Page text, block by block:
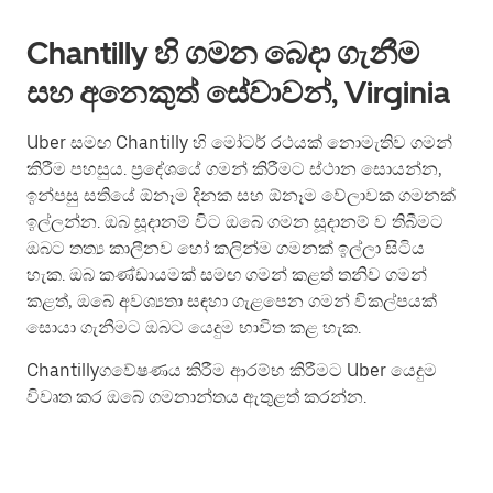
Chantilly හි ගමන බෙදා ගැනීම
සහ අනෙකුත් සේවාවන්, Virginia
Uber සමඟ Chantilly හි මෝටර් රථයක් නොමැතිව ගමන්
කිරීම පහසුය. ප්‍රදේශයේ ගමන් කිරීමට ස්ථාන සොයන්න,
ඉන්පසු සතියේ ඕනෑම දිනක සහ ඕනෑම වේලාවක ගමනක්
ඉල්ලන්න. ඔබ සූදානම් විට ඔබේ ගමන සූදානම් ව තිබීමට
ඔබට තත්‍ය කාලීනව හෝ කලින්ම ගමනක් ඉල්ලා සිටිය
හැක. ඔබ කණ්ඩායමක් සමඟ ගමන් කළත් තනිව ගමන්
කළත්, ඔබේ අවශ්‍යතා සඳහා ගැළපෙන ගමන් විකල්පයක්
සොයා ගැනීමට ඔබට යෙදුම භාවිත කළ හැක.
Chantillyගවේෂණය කිරීම ආරම්භ කිරීමට Uber යෙදුම
විවෘත කර ඔබේ ගමනාන්තය ඇතුළත් කරන්න.